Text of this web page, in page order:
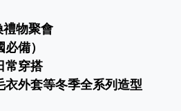
禮物聚會
備）
常穿搭
衣外套等冬季全系列造型